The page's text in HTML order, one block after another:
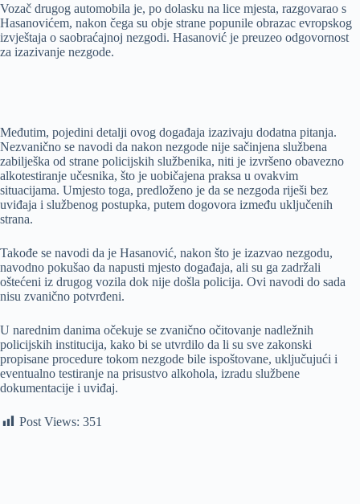
Vozač drugog automobila je, po dolasku na lice mjesta, razgovarao s
Hasanovićem, nakon čega su obje strane popunile obrazac evropskog
izvještaja o saobraćajnoj nezgodi. Hasanović je preuzeo odgovornost
za izazivanje nezgode.
Međutim, pojedini detalji ovog događaja izazivaju dodatna pitanja.
Nezvanično se navodi da nakon nezgode nije sačinjena službena
zabilješka od strane policijskih službenika, niti je izvršeno obavezno
alkotestiranje učesnika, što je uobičajena praksa u ovakvim
situacijama. Umjesto toga, predloženo je da se nezgoda riješi bez
uviđaja i službenog postupka, putem dogovora između uključenih
strana.
Takođe se navodi da je Hasanović, nakon što je izazvao nezgodu,
navodno pokušao da napusti mjesto događaja, ali su ga zadržali
oštećeni iz drugog vozila dok nije došla policija. Ovi navodi do sada
nisu zvanično potvrđeni.
U narednim danima očekuje se zvanično očitovanje nadležnih
policijskih institucija, kako bi se utvrdilo da li su sve zakonski
propisane procedure tokom nezgode bile ispoštovane, uključujući i
eventualno testiranje na prisustvo alkohola, izradu službene
dokumentacije i uviđaj.
Post Views: 351